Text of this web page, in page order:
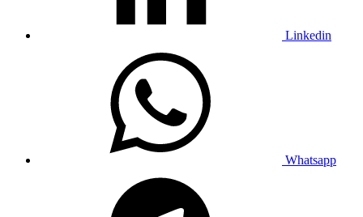
Linkedin
Whatsapp